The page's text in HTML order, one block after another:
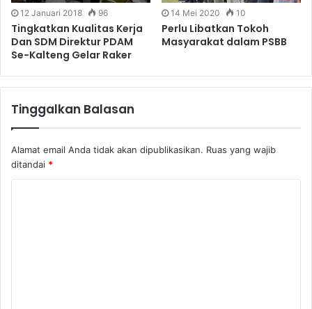
12 Januari 2018 96
Tingkatkan Kualitas Kerja
Dan SDM Direktur PDAM
Se-Kalteng Gelar Raker
14 Mei 2020 10
Perlu Libatkan Tokoh
Masyarakat dalam PSBB
Tinggalkan Balasan
Alamat email Anda tidak akan dipublikasikan. Ruas yang wajib
ditandai *